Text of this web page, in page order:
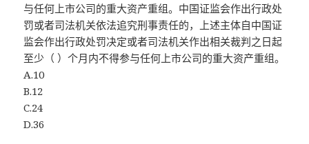
与任何上市公司的重大资产重组。中国证监会作出行政处
罚或者司法机关依法追究刑事责任的，上述主体自中国证
监会作出行政处罚决定或者司法机关作出相关裁判之日起
至少（ ）个月内不得参与任何上市公司的重大资产重组。
A.10
B.12
C.24
D.36